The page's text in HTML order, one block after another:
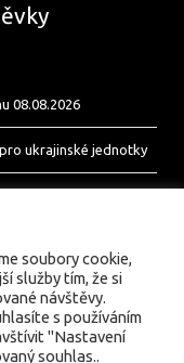
08.08.2026
ukrajinské jednotky
soubory cookie,
služby tím, že si
návštěvy.
s používáním
"Nastavení
souhlas..